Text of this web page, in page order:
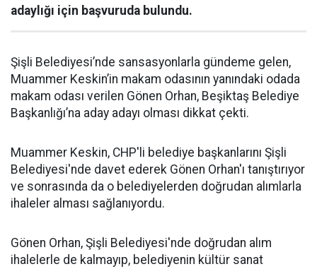
adaylığı için başvuruda bulundu.
Şişli Belediyesi’nde sansasyonlarla gündeme gelen,
Muammer Keskin’in makam odasının yanındaki odada
makam odası verilen Gönen Orhan, Beşiktaş Belediye
Başkanlığı’na aday adayı olması dikkat çekti.
Muammer Keskin, CHP'li belediye başkanlarını Şişli
Belediyesi'nde davet ederek Gönen Orhan'ı tanıştırıyor
ve sonrasında da o belediyelerden doğrudan alımlarla
ihaleler alması sağlanıyordu.
Gönen Orhan, Şişli Belediyesi'nde doğrudan alım
ihalelerle de kalmayıp, belediyenin kültür sanat